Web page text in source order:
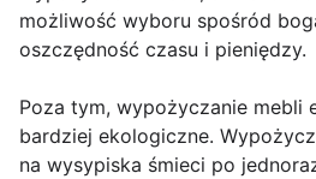
możliwość wyboru spośród
oszczędność czasu i pieniędzy.
Poza tym, wypożyczanie mebli
bardziej ekologiczne.
na wysypiska śmieci po